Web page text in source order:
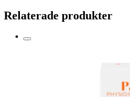
Relaterade produkter